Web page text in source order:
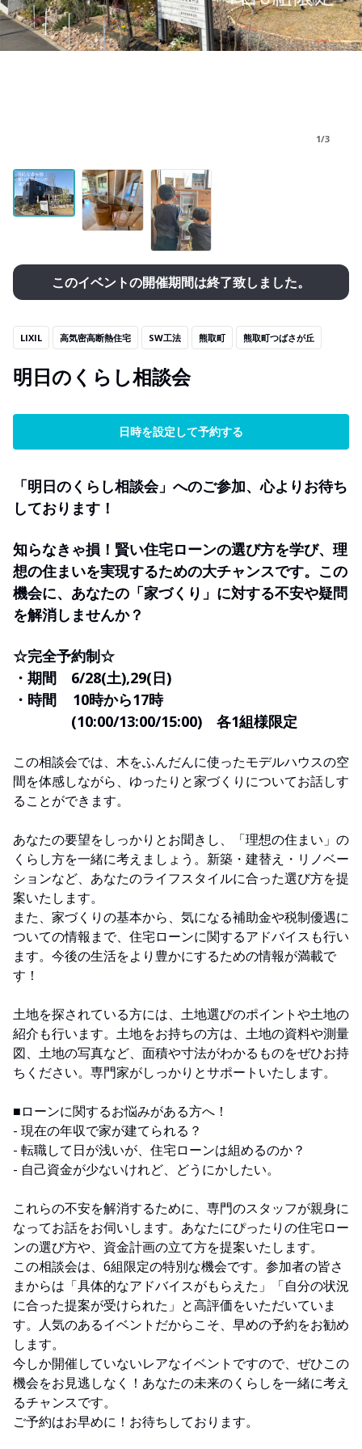
1/3
このイベントの開催期間は終了致しました。
LIXIL 高気密高断熱住宅 SW工法 熊取町 熊取町つばさが丘
明日のくらし相談会
日時を設定して予約する
「明日のくらし相談会」へのご参加、心よりお待ち
しております！
知らなきゃ損！賢い住宅ローンの選び方を学び、理
想の住まいを実現するための大チャンスです。この
機会に、あなたの「家づくり」に対する不安や疑問
を解消しませんか？
☆完全予約制☆
・期間 6/28(土),29(日)
・時間 10時から17時
(10:00/13:00/15:00) 各1組様限定
この相談会では、木をふんだんに使ったモデルハウスの空
間を体感しながら、ゆったりと家づくりについてお話しす
ることができます。
あなたの要望をしっかりとお聞きし、「理想の住まい」の
くらし方を一緒に考えましょう。新築・建替え・リノベー
ションなど、あなたのライフスタイルに合った選び方を提
案いたします。
また、家づくりの基本から、気になる補助金や税制優遇に
ついての情報まで、住宅ローンに関するアドバイスも行い
ます。今後の生活をより豊かにするための情報が満載で
す！
土地を探されている方には、土地選びのポイントや土地の
紹介も行います。土地をお持ちの方は、土地の資料や測量
図、土地の写真など、面積や寸法がわかるものをぜひお持
ちください。専門家がしっかりとサポートいたします。
■ローンに関するお悩みがある方へ！
- 現在の年収で家が建てられる？
- 転職して日が浅いが、住宅ローンは組めるのか？
- 自己資金が少ないけれど、どうにかしたい。
これらの不安を解消するために、専門のスタッフが親身に
なってお話をお伺いします。あなたにぴったりの住宅ロー
ンの選び方や、資金計画の立て方を提案いたします。
この相談会は、6組限定の特別な機会です。参加者の皆さ
まからは「具体的なアドバイスがもらえた」「自分の状況
に合った提案が受けられた」と高評価をいただいていま
す。人気のあるイベントだからこそ、早めの予約をお勧め
します。
今しか開催していないレアなイベントですので、ぜひこの
機会をお見逃しなく！あなたの未来のくらしを一緒に考え
るチャンスです。
ご予約はお早めに！お待ちしております。